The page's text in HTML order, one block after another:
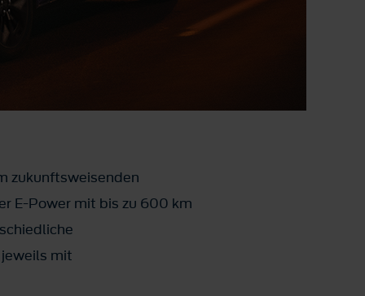
zukunftsweisenden
E-Power mit bis zu 600 km
mit